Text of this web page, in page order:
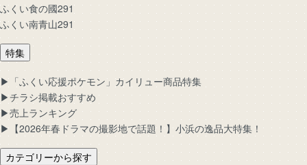
ふくい食の國291
ふくい南青山291
特集
▶︎「ふくい応援ポケモン」カイリュー商品特集
▶︎チラシ掲載おすすめ
▶︎売上ランキング
▶︎【2026年春ドラマの撮影地で話題！】小浜の逸品大特集！
カテゴリーから探す